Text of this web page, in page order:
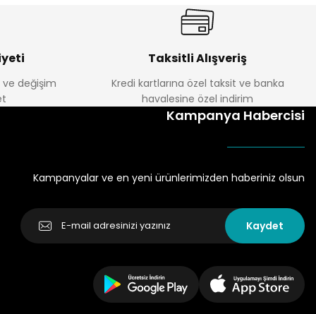
ve değişim
Taksitli Alışveriş
Kredi kartlarına özel taksit ve banka
havalesine özel indirim
Kampanya Habercisi
Kampanyalar ve en yeni ürünlerimizden haberiniz olsun
Kaydet